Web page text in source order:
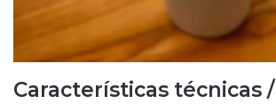
Características técnicas /